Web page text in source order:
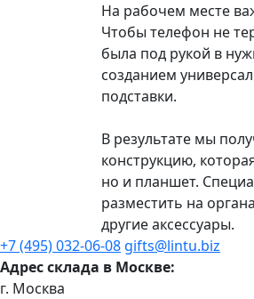
На рабочем месте
Чтобы телефон не
была под рукой в
созданием
подставки.
В результате мы
конструкцию,
но и планшет.
разместить на
другие аксессуары.
+7 (495) 032-06-08 gifts@lintu.biz
Адрес склада в Москве:
г. Москва